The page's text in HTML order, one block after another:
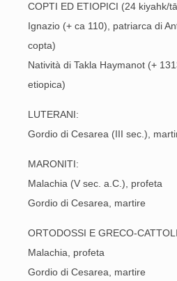
COPTI ED ETIOPICI (24 kiyahk/
Ignazio (+ ca 110), patriarca di
copta)
Natività di Takla Haymanot (+
etiopica)
LUTERANI:
Gordio di Cesarea (III sec.),
MARONITI:
Malachia (V sec. a.C.), profeta
Gordio di Cesarea, martire
ORTODOSSI E GRECO-
Malachia, profeta
Gordio di Cesarea, martire